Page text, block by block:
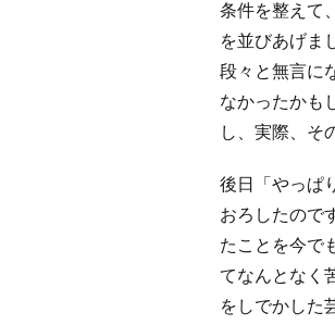
条件を整えて
を並びあげま
段々と無言に
なかったかも
し、実際、そ
後日「やっぱ
おろしたので
たことを今で
てなんとなく
をしでかした